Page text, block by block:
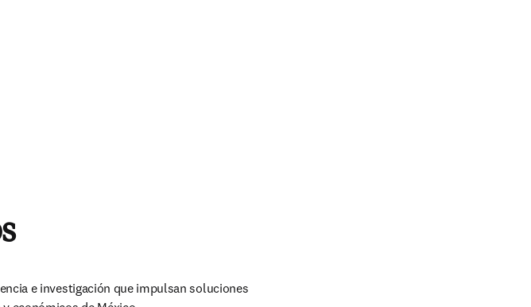
e investigación que impulsan soluciones